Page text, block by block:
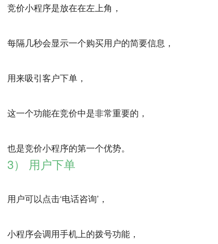
竞价小程序是放在在左上角，
每隔几秒会显示一个购买用户的简要信息，
用来吸引客户下单，
这一个功能在竞价中是非常重要的，
3） 用户下单
用户可以点击‘电话咨询’，
小程序会调用手机上的拨号功能，